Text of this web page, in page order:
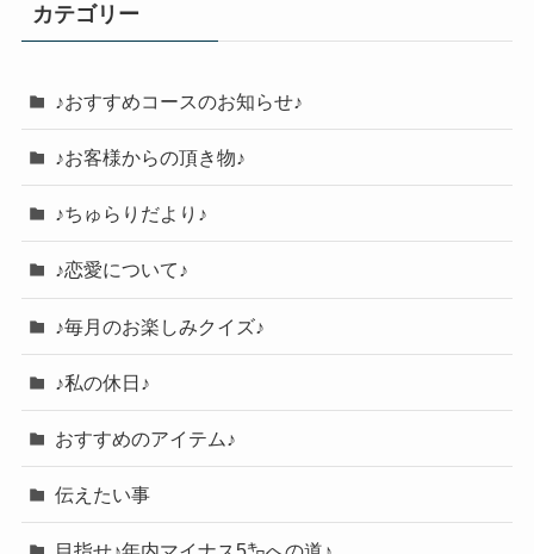
カテゴリー
♪おすすめコースのお知らせ♪
♪お客様からの頂き物♪
♪ちゅらりだより♪
♪恋愛について♪
♪毎月のお楽しみクイズ♪
♪私の休日♪
おすすめのアイテム♪
伝えたい事